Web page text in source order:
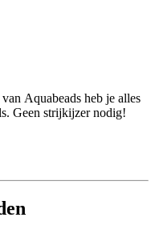
Aquabeads heb je alles
Geen strijkijzer nodig!